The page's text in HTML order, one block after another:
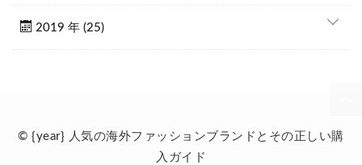
2019 年 (25)
© {year} 人気の海外ファッションブランドとその正しい購
入ガイド